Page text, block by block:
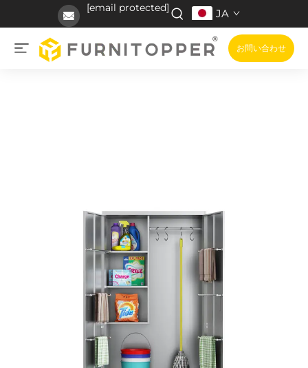
[email protected] JA
お問い合わせ